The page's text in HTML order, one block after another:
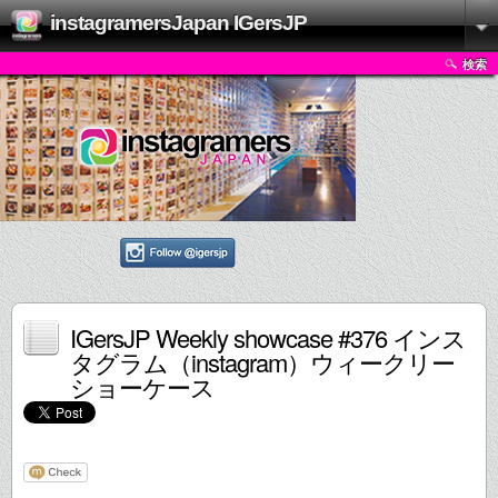
instagramersJapan IGersJP
検索
IGersJP Weekly showcase #376 インス
タグラム（instagram）ウィークリー
ショーケース